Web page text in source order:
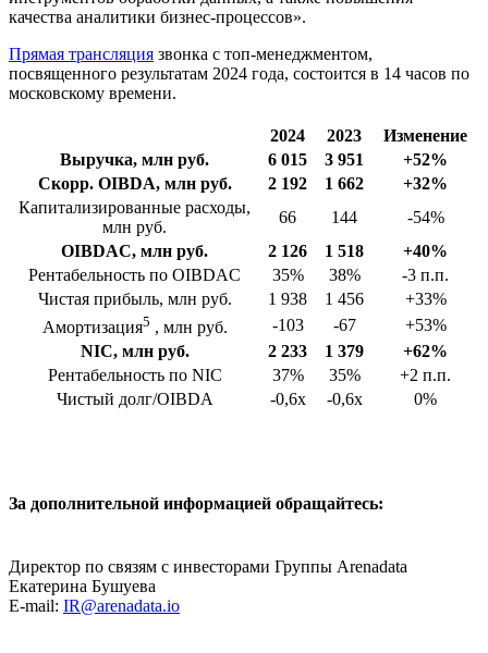
качества аналитики бизнес-процессов».
Прямая трансляция звонка с топ-менеджментом,
посвященного результатам 2024 года, состоится в 14 часов по
московскому времени.
2024 2023
Изменение
Выручка, млн руб.
6 015 3 951
+52%
Скорр. OIBDA, млн руб.
2 192 1 662
+32%
Капитализированные расходы,
млн руб.
66 144
-54%
OIBDAC, млн руб.
2 126 1 518
+40%
Рентабельность по OIBDAC
35% 38%
-3 п.п.
Чистая прибыль, млн руб.
1 938 1 456
+33%
Амортизация5 , млн руб. -103 -67
+53%
NIC, млн руб.
2 233 1 379
+62%
Рентабельность по NIC
37% 35%
+2 п.п.
Чистый долг/OIBDA
-0,6x -0,6x 0%
За дополнительной информацией обращайтесь:
Директор по связям с инвесторами Группы Arenadata
Екатерина Бушуева
E-mail: IR@arenadata.io